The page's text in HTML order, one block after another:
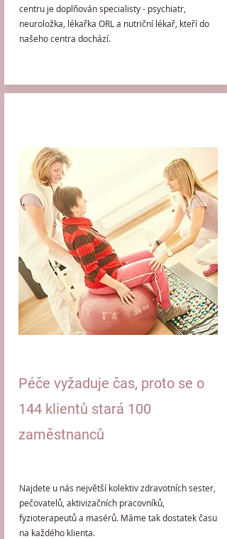
centru je doplňován specialisty - psychiatr,
neuroložka, lékařka ORL a nutriční lékař, kteří do
našeho centra dochází.
Péče vyžaduje čas, proto se o
144 klientů stará 100
zaměstnanců
Najdete u nás největší kolektiv zdravotních sester,
pečovatelů, aktivizačních pracovníků,
fyzioterapeutů a masérů. Máme tak dostatek času
na každého klienta.